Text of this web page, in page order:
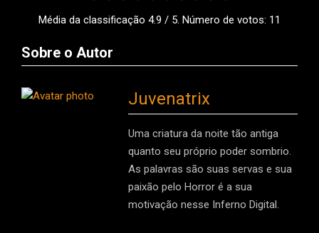
Média da classificação 4.9 / 5. Número de votos: 11
Sobre o Autor
Juvenatrix
Uma criatura da noite tão antiga
quanto seu próprio poder sombrio.
As palavras são suas servas e sua
paixão pelo Horror é a sua
motivação nesse Inferno Digital.